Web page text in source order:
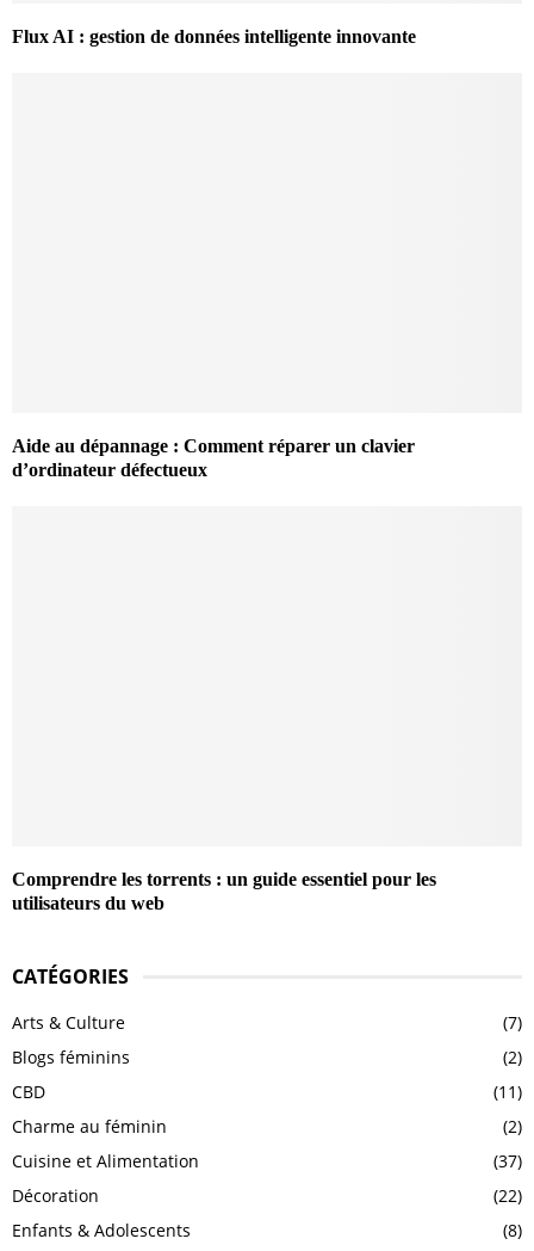
Flux AI : gestion de données intelligente innovante
Aide au dépannage : Comment réparer un clavier
d’ordinateur défectueux
Comprendre les torrents : un guide essentiel pour les
utilisateurs du web
CATÉGORIES
Arts & Culture
(7)
Blogs féminins
(2)
CBD
(11)
Charme au féminin
(2)
Cuisine et Alimentation
(37)
Décoration
(22)
Enfants & Adolescents
(8)